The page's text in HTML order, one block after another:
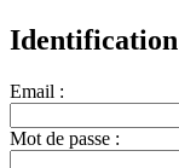
Identification
Email :
Mot de passe :